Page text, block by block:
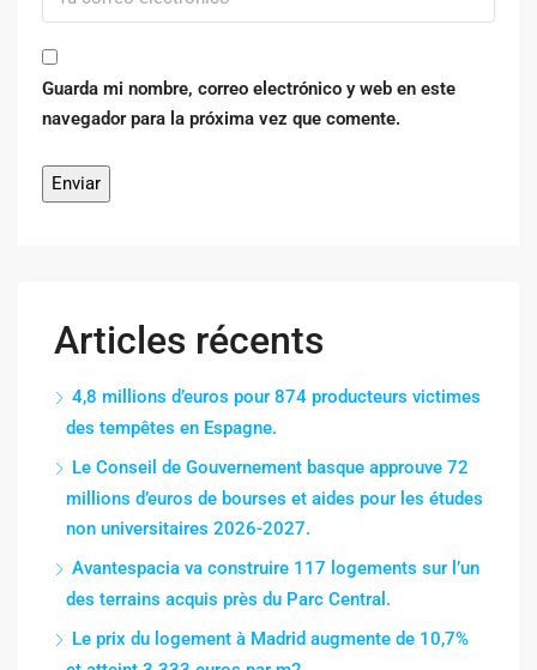
Guarda mi nombre, correo electrónico y web en este
navegador para la próxima vez que comente.
Articles récents
4,8 millions d’euros pour 874 producteurs victimes
des tempêtes en Espagne.
Le Conseil de Gouvernement basque approuve 72
millions d’euros de bourses et aides pour les études
non universitaires 2026-2027.
Avantespacia va construire 117 logements sur l’un
des terrains acquis près du Parc Central.
Le prix du logement à Madrid augmente de 10,7%